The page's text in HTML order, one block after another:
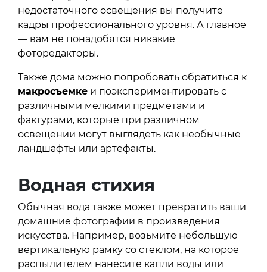
недостаточного освещения вы получите
кадры профессионального уровня. А главное
— вам не понадобятся никакие
фоторедакторы.
Также дома можно попробовать обратиться к
макросъемке и поэкспериментировать с
различными мелкими предметами и
фактурами, которые при различном
освещении могут выглядеть как необычные
ландшафты или артефакты.
Водная стихия
Обычная вода также может превратить ваши
домашние фотографии в произведения
искусства. Например, возьмите небольшую
вертикальную рамку со стеклом, на которое
распылителем нанесите капли воды или